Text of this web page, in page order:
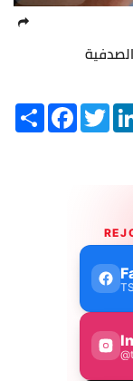
Share Facebook